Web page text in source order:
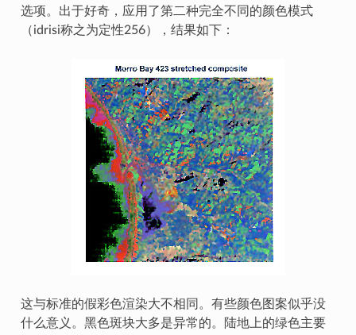
选项。出于好奇，应用了第二种完全不同的颜色模式
（idrisi称之为定性256），结果如下：
这与标准的假彩色渲染大不相同。有些颜色图案似乎没
什么意义。黑色斑块大多是异常的。陆地上的绿色主要